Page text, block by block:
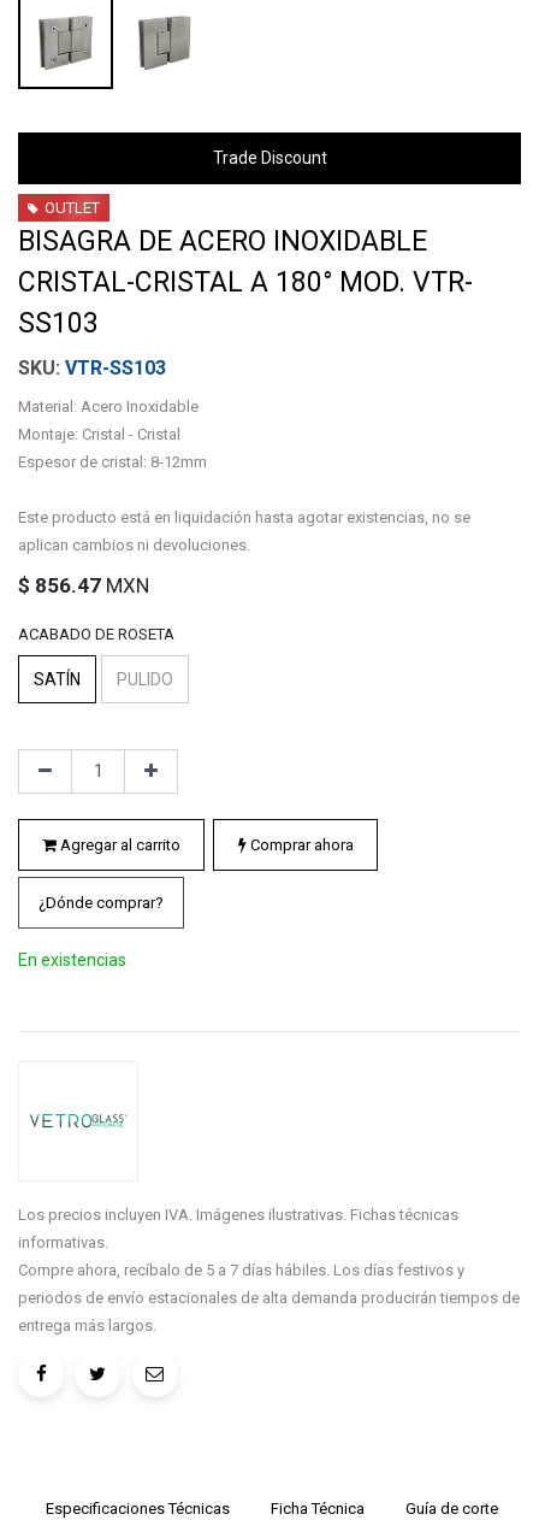
Trade Discount
OUTLET
BISAGRA DE ACERO INOXIDABLE
CRISTAL-CRISTAL A 180° MOD. VTR-
SS103
VTR-SS103
Material: Acero Inoxidable
Montaje: Cristal - Cristal
Espesor de cristal: 8-12mm
Este producto está en liquidación hasta agotar existencias, no se
aplican cambios ni devoluciones.
$ 856.47 MXN
ACABADO DE ROSETA
SATÍN PULIDO
Agregar al carrito Comprar ahora
¿Dónde comprar?
En existencias
Los precios incluyen IVA. Imágenes ilustrativas. Fichas técnicas
informativas.
Compre ahora, recíbalo de 5 a 7 días hábiles. Los días festivos y
periodos de envío estacionales de alta demanda producirán tiempos de
entrega más largos.
Especificaciones Técnicas Ficha Técnica Guía de corte